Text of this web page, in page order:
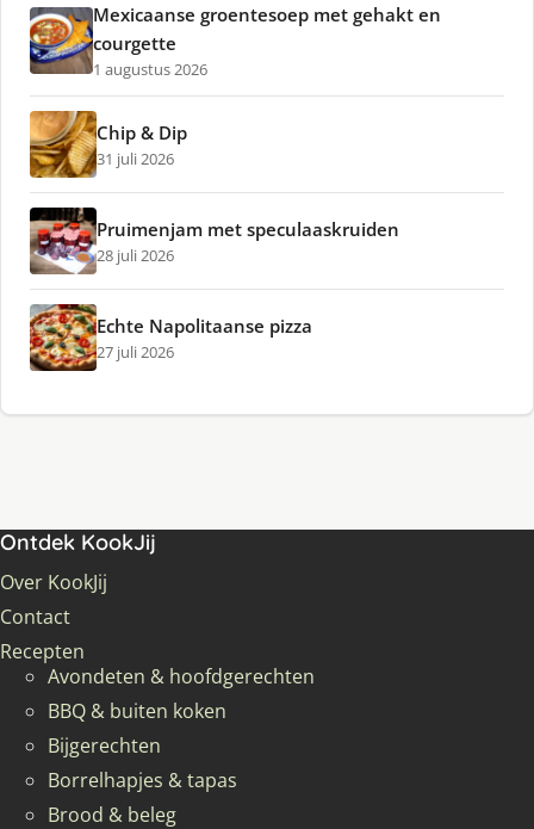
Mexicaanse groentesoep met gehakt en
courgette
1 augustus 2026
Chip & Dip
31 juli 2026
Pruimenjam met speculaaskruiden
28 juli 2026
Echte Napolitaanse pizza
27 juli 2026
Ontdek KookJij
Over KookJij
Contact
Recepten
Avondeten & hoofdgerechten
BBQ & buiten koken
Bijgerechten
Borrelhapjes & tapas
Brood & beleg